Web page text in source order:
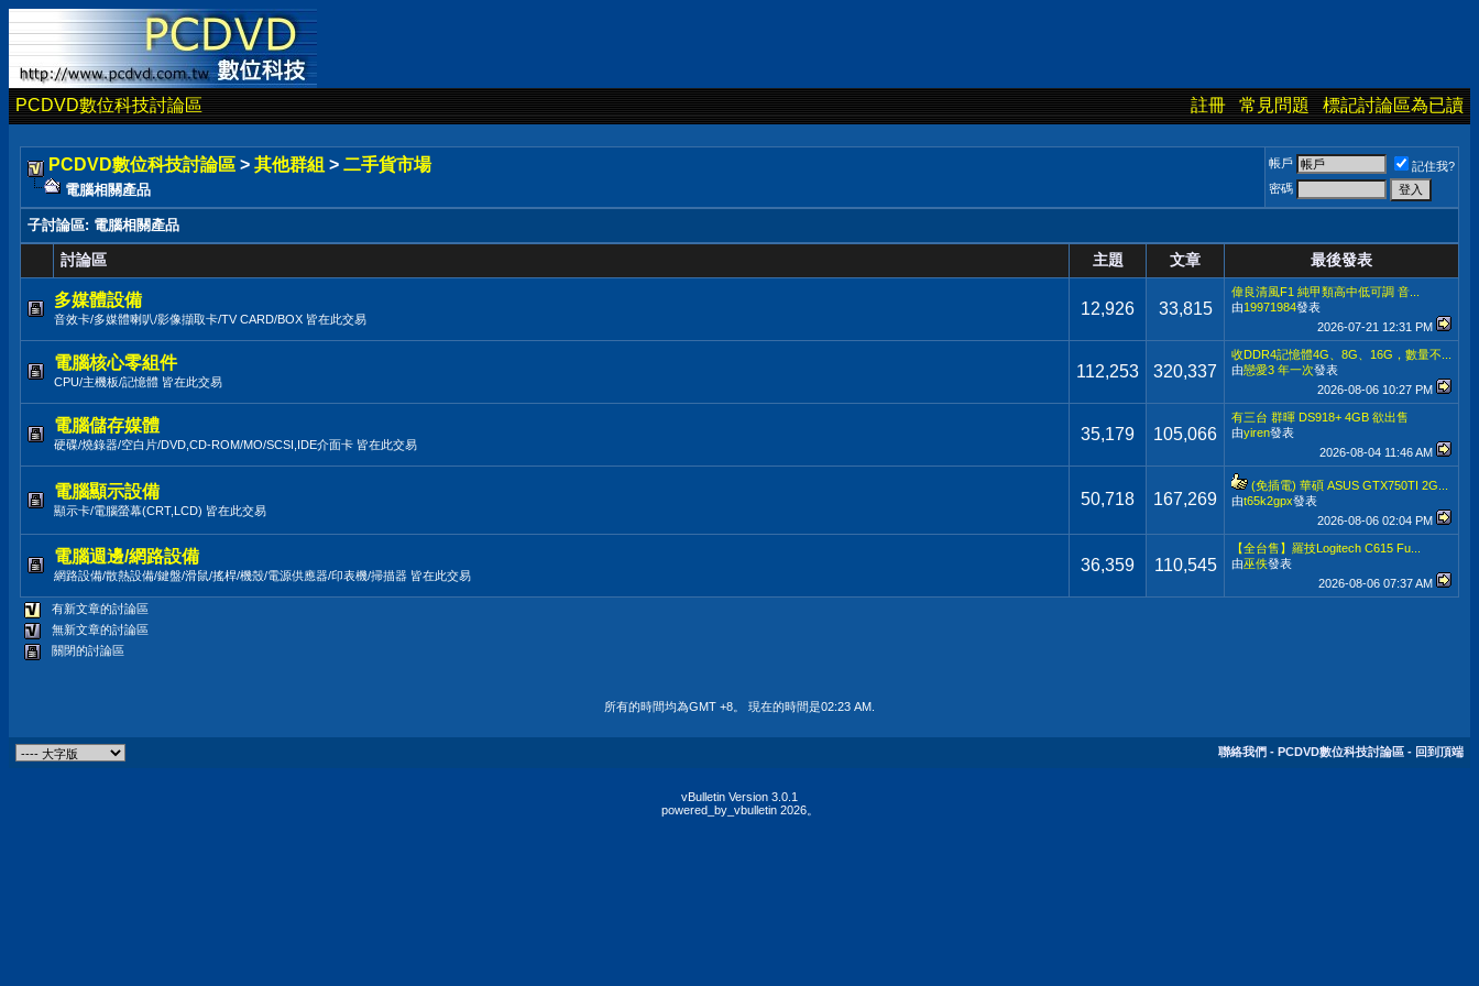
PCDVD數位科技討論區 註冊 常見問題 標記討論區為已讀
PCDVD數位科技討論區 > 其他群組 > 二手貨市場
電腦相關產品
帳戶
記住我?
密碼
子討論區: 電腦相關產品
討論區 主題 文章 最後發表
多媒體設備
音效卡/多媒體喇叭/影像擷取卡/TV CARD/BOX 皆在此交易
12,926 33,815
偉良清風F1 純甲類高中低可調 音...
由19971984發表
2026-07-21 12:31 PM
電腦核心零組件
CPU/主機板/記憶體 皆在此交易
112,253 320,337
收DDR4記憶體4G、8G、16G，數量不...
由戀愛3 年一次發表
2026-08-06 10:27 PM
電腦儲存媒體
硬碟/燒錄器/空白片/DVD,CD-ROM/MO/SCSI,IDE介面卡 皆在此交易
35,179 105,066
有三台 群暉 DS918+ 4GB 欲出售
由yiren發表
2026-08-04 11:46 AM
電腦顯示設備
顯示卡/電腦螢幕(CRT,LCD) 皆在此交易
50,718 167,269
(免插電) 華碩 ASUS GTX750TI 2G...
由t65k2gpx發表
2026-08-06 02:04 PM
電腦週邊/網路設備
網路設備/散熱設備/鍵盤/滑鼠/搖桿/機殼/電源供應器/印表機/掃描器 皆在此交易
36,359 110,545
【全台售】羅技Logitech C615 Fu...
由巫佚發表
2026-08-06 07:37 AM
有新文章的討論區
無新文章的討論區
關閉的討論區
所有的時間均為GMT +8。 現在的時間是02:23 AM
聯絡我們 - PCDVD數位科技討論區 - 回到頂端
vBulletin Version 3.0.1
powered_by_vbulletin 2026。